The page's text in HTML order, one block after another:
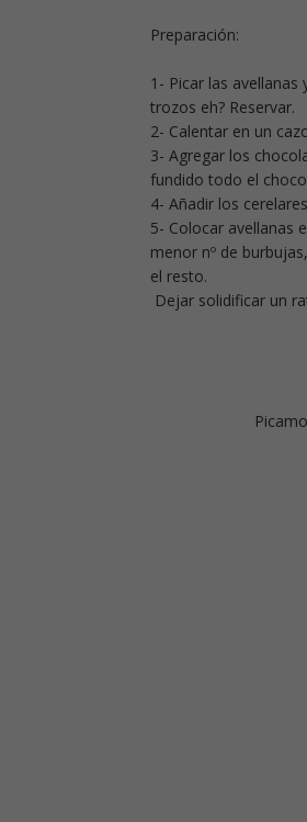
Preparación:
1- Picar las
trozos eh? Reservar.
2- Calentar en un
3- Agregar los
fundido todo el
4- Añadir los
5- Colocar avellanas
menor nº de
el resto.
Dejar solidificar un